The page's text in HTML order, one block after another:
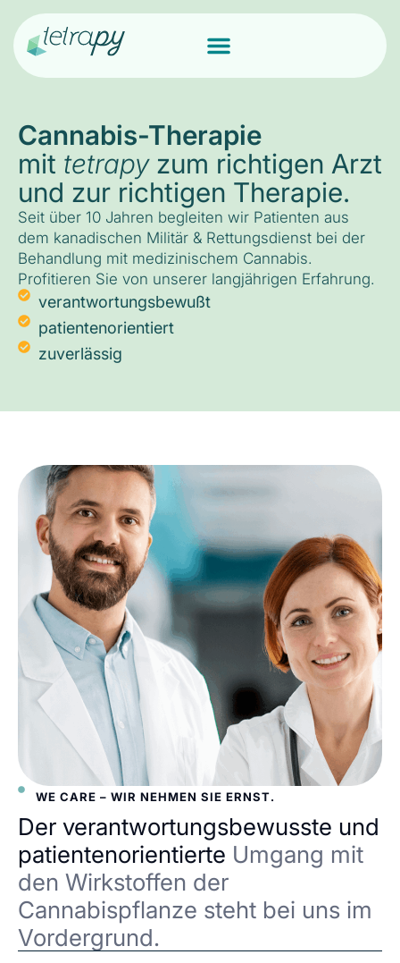
Cannabis-Therapie
mit tetrapyzum richtigen Arzt
und zur richtigen Therapie.
Seit über 10 Jahren begleiten wir Patienten aus
dem kanadischen Militär & Rettungsdienst bei der
Behandlung mit medizinischem Cannabis.
Profitieren Sie von unserer langjährigen Erfahrung.
verantwortungsbewußt
patientenorientiert
zuverlässig
WE CARE – WIR NEHMEN SIE ERNST.
Der verantwortungsbewusste und
patientenorientierte Umgang mit
den Wirkstoffen der
Cannabispflanze steht bei uns im
Vordergrund.